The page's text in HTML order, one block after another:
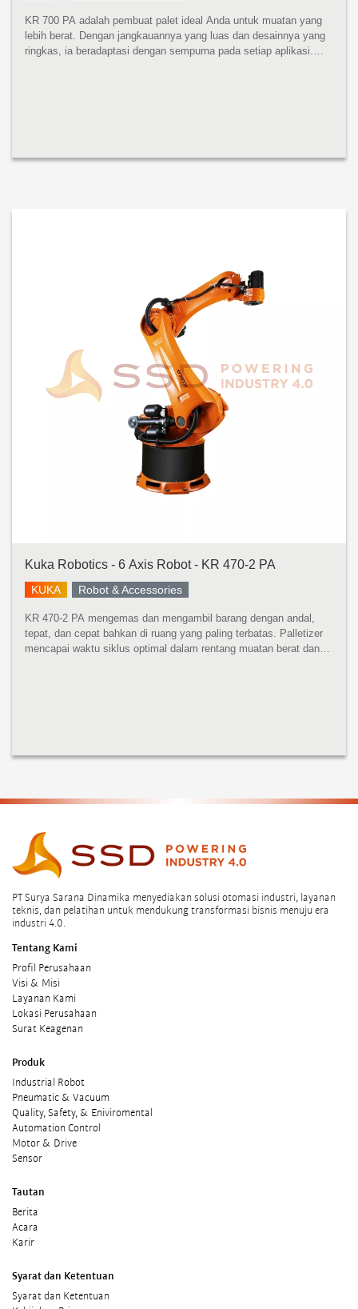
KR 700 PA adalah pembuat palet ideal Anda untuk muatan yang
lebih berat. Dengan jangkauannya yang luas dan desainnya yang
ringkas, ia beradaptasi dengan sempurna pada setiap aplikasi.
Kuka Robotics - 6 Axis Robot - KR 470-2 PA
KUKA Robot & Accessories
KR 470-2 PA mengemas dan mengambil barang dengan andal,
tepat, dan cepat bahkan di ruang yang paling terbatas. Palletizer
mencapai waktu siklus optimal dalam rentang muatan berat dan
PT Surya Sarana Dinamika menyediakan solusi otomasi industri, layanan
teknis, dan pelatihan untuk mendukung transformasi bisnis menuju era
industri 4.0.
Tentang Kami
Profil Perusahaan
Visi & Misi
Layanan Kami
Lokasi Perusahaan
Surat Keagenan
Produk
Industrial Robot
Pneumatic & Vacuum
Quality, Safety, & Eniviromental
Automation Control
Motor & Drive
Sensor
Tautan
Berita
Acara
Karir
Syarat dan Ketentuan
Syarat dan Ketentuan